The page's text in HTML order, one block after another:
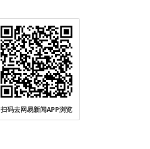
扫码去网易新闻APP浏览